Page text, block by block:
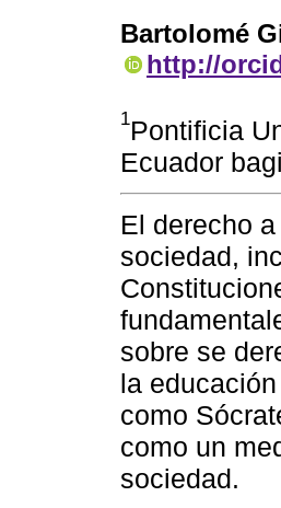
Bartolomé
http://
1Pontificia
Ecuador
El derecho
sociedad,
sobre se
la
como
como un
sociedad.